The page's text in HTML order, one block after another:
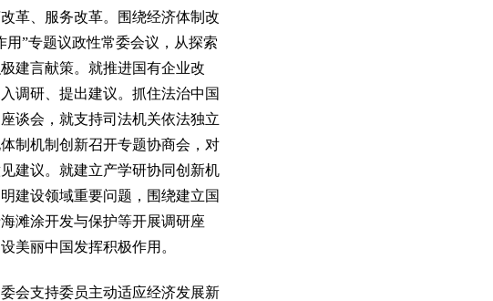
革、服务改革。围绕经济体制改
”专题议政性常委会议，从探索
建言献策。就推进国有企业改
调研、提出建议。抓住法治中国
谈会，就支持司法机关依法独立
制机制创新召开专题协商会，对
建议。就建立产学研协同创新机
建设领域重要问题，围绕建立国
滩涂开发与保护等开展调研座
美丽中国发挥积极作用。
会支持委员主动适应经济发展新